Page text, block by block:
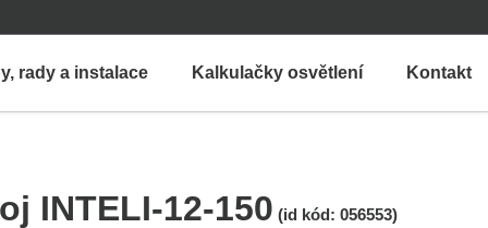
rady a instalace Kalkulačky osvětlení Kontakt
INTELI-12-150 (id kód: 056553)